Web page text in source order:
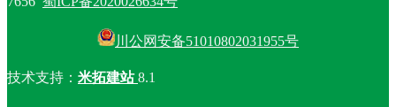
川公网安备51010802031955号
技术支持： 米拓建站8.1